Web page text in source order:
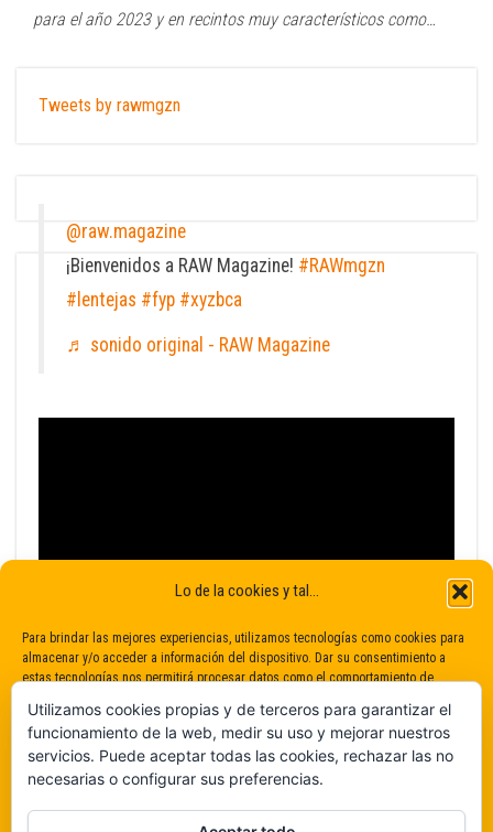
Lo de la cookies y tal...
Para brindar las mejores experiencias, utilizamos tecnologías como cookies para
almacenar y/o acceder a información del dispositivo. Dar su consentimiento a
estas tecnologías nos permitirá procesar datos como el comportamiento de
consentimiento puede afectar negativamente a determinadas características y
funciones.
para el año 2023 y en recintos muy característicos como…
Tweets by rawmgzn
@raw.magazine
¡Bienvenidos a RAW Magazine! #RAWmgzn
#lentejas #fyp #xyzbca
♬ sonido original - RAW Magazine
Utilizamos cookies propias y de terceros para garantizar el
funcionamiento de la web, medir su uso y mejorar nuestros
servicios. Puede aceptar todas las cookies, rechazar las no
necesarias o configurar sus preferencias.